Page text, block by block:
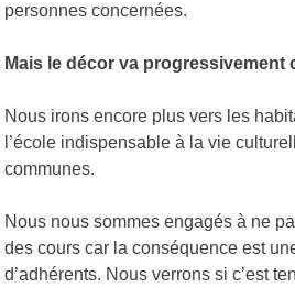
personnes concernées.
Mais le décor va progressivement
Nous irons encore plus vers les
l’école indispensable à la vie
communes.
Nous nous sommes engagés à ne
des cours car la conséquence est
d’adhérents. Nous verrons si c’est